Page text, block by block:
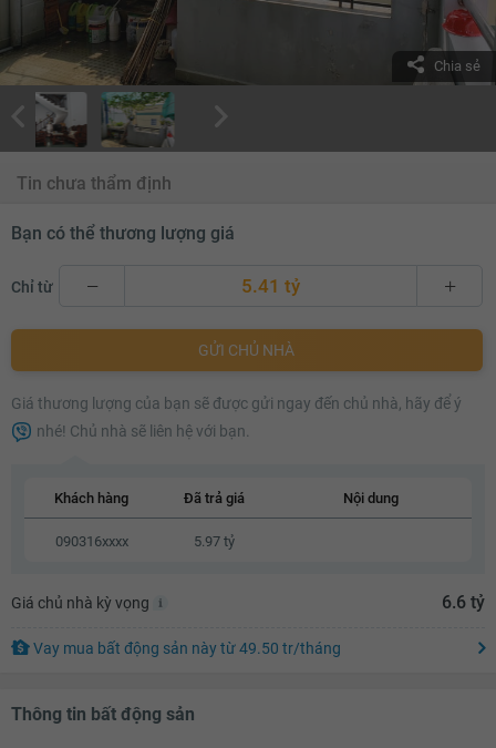
Chia sẻ
Tin chưa thẩm định
Bạn có thể thương lượng giá
Chỉ từ 5.41 tỷ
5.45 tỷ
5.51 tỷ
5.57 tỷ
GỬI CHỦ NHÀ
Giá thương lượng của bạn sẽ được gửi ngay đến chủ nhà, hãy để ý
nhé! Chủ nhà sẽ liên hệ với bạn.
Khách hàng Đã trả giá Nội dung
090316xxxx 5.97 tỷ
Giá chủ nhà kỳ vọng 6.6 tỷ
Vay mua bất động sản nàytừ49.50 tr/tháng
Thông tin bất động sản